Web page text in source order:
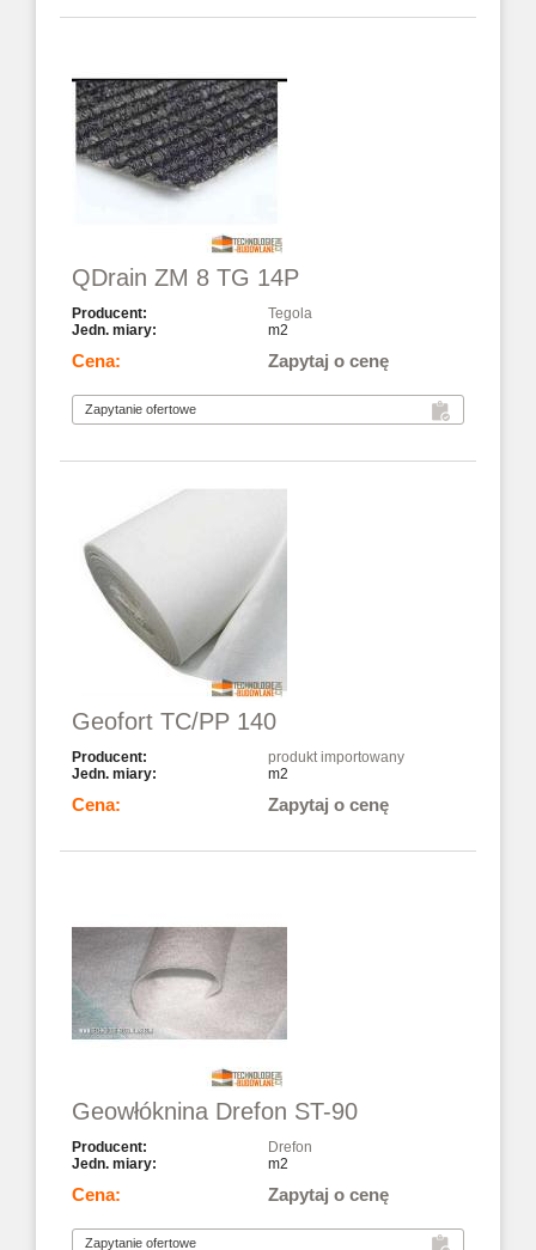
QDrain ZM 8 TG 14P
Tegola
m2
Zapytaj o cenę
Geofort TC/PP 140
produkt importowany
m2
Zapytaj o cenę
Geowłóknina Drefon ST-90
Drefon
m2
Zapytaj o cenę